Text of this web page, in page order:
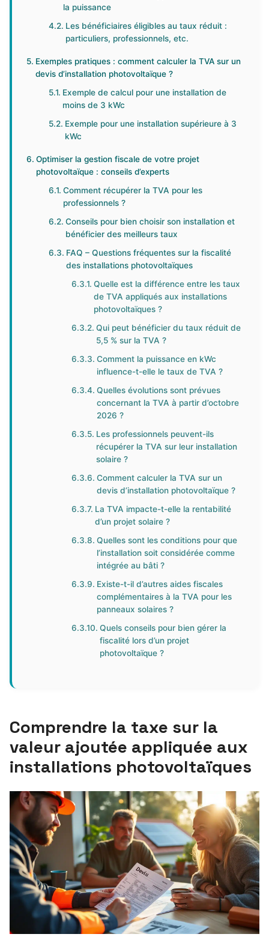
la puissance
Les bénéficiaires éligibles au taux réduit :
particuliers, professionnels, etc.
Exemples pratiques : comment calculer la TVA sur un
devis d’installation photovoltaïque ?
Exemple de calcul pour une installation de
moins de 3 kWc
Exemple pour une installation supérieure à 3
kWc
Optimiser la gestion fiscale de votre projet
photovoltaïque : conseils d’experts
Comment récupérer la TVA pour les
professionnels ?
Conseils pour bien choisir son installation et
bénéficier des meilleurs taux
FAQ – Questions fréquentes sur la fiscalité
des installations photovoltaïques
Quelle est la différence entre les taux
de TVA appliqués aux installations
photovoltaïques ?
Qui peut bénéficier du taux réduit de
5,5 % sur la TVA ?
Comment la puissance en kWc
influence-t-elle le taux de TVA ?
Quelles évolutions sont prévues
concernant la TVA à partir d’octobre
2026 ?
Les professionnels peuvent-ils
récupérer la TVA sur leur installation
solaire ?
Comment calculer la TVA sur un
devis d’installation photovoltaïque ?
La TVA impacte-t-elle la rentabilité
d’un projet solaire ?
Quelles sont les conditions pour que
l’installation soit considérée comme
intégrée au bâti ?
Existe-t-il d’autres aides fiscales
complémentaires à la TVA pour les
panneaux solaires ?
Quels conseils pour bien gérer la
fiscalité lors d’un projet
photovoltaïque ?
Comprendre la taxe sur la
valeur ajoutée appliquée aux
installations photovoltaïques